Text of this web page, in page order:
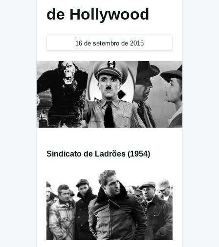
de Hollywood
16 de setembro de 2015
Sindicato de Ladrões (1954)